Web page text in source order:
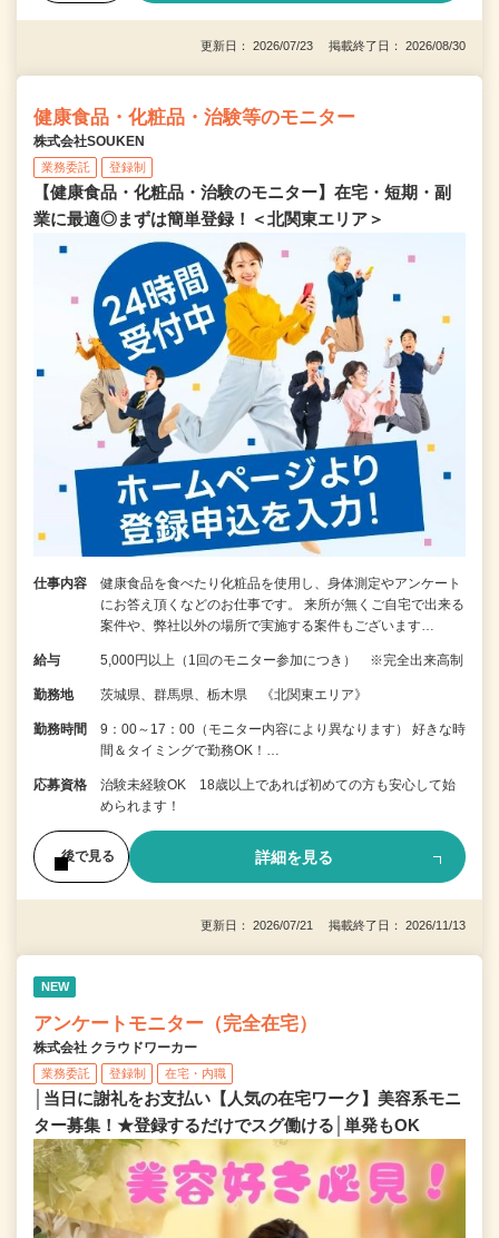
更新日： 2026/07/23 掲載終了日： 2026/08/30
健康食品・化粧品・治験等のモニター
株式会社SOUKEN
業務委託 登録制
【健康食品・化粧品・治験のモニター】在宅・短期・副
業に最適◎まずは簡単登録！＜北関東エリア＞
仕事内容
健康食品を食べたり化粧品を使用し、身体測定やアンケート
にお答え頂くなどのお仕事です。 来所が無くご自宅で出来る
案件や、弊社以外の場所で実施する案件もございます…
給与 5,000円以上（1回のモニター参加につき） ※完全出来高制
勤務地 茨城県、群馬県、栃木県 《北関東エリア》
勤務時間
9：00～17：00（モニター内容により異なります） 好きな時
間＆タイミングで勤務OK！…
応募資格
治験未経験OK 18歳以上であれば初めての方も安心して始
められます！
後で見る 詳細を見る
更新日： 2026/07/21 掲載終了日： 2026/11/13
NEW
アンケートモニター（完全在宅）
株式会社 クラウドワーカー
業務委託 登録制 在宅・内職
│当日に謝礼をお支払い【人気の在宅ワーク】美容系モニ
ター募集！★登録するだけでスグ働ける│単発もOK